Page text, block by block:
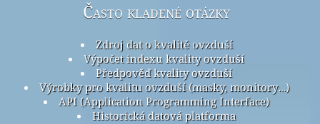
Často kladené otázky
Zdroj dat o kvalitě ovzduší
Výpočet indexu kvality ovzduší
Předpověď kvality ovzduší
Výrobky pro kvalitu ovzduší (masky, monitory…)
API (Application Programming Interface)
Historická datová platforma